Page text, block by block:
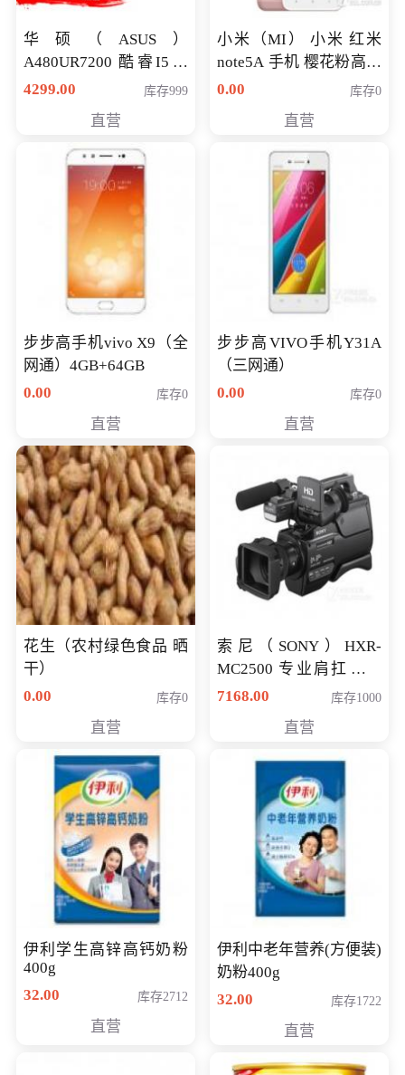
华硕（ASUS）
A480UR7200 酷睿I5超
薄学生办公游戏独显笔
NV930-2G独
4299.00 库存999
直营
小米（MI） 小米 红米
note5A 手机 樱花粉高配
版 全网通(3G+32G)
0.00 库存0
直营
步步高手机vivo X9（全
网通）4GB+64GB
0.00
库存0
直营
步步高VIVO手机Y31A
（三网通）
0.00
库存0
直营
花生（农村绿色食品 晒
干）
0.00
库存0
直营
索尼（SONY）HXR-
MC2500 专业肩扛式存
储卡全高清摄录一体机
清入门级摄像机
7168.00 库存1000
直营
伊利学生高锌高钙奶粉
400g
32.00
库存2712
直营
伊利中老年营养(方便装)
奶粉400g
32.00
库存1722
直营